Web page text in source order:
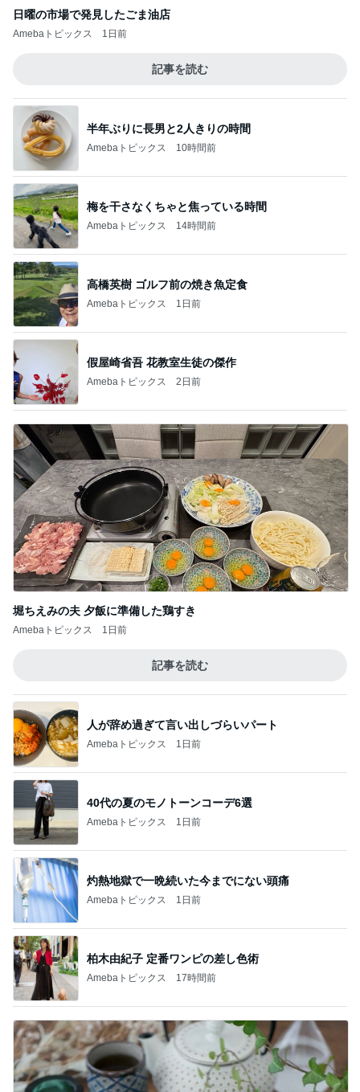
日曜の市場で発見したごま油店
Amebaトピックス 1日前
記事を読む
半年ぶりに長男と2人きりの時間
Amebaトピックス 10時間前
梅を干さなくちゃと焦っている時間
Amebaトピックス 14時間前
高橋英樹 ゴルフ前の焼き魚定食
Amebaトピックス 1日前
假屋崎省吾 花教室生徒の傑作
Amebaトピックス 2日前
堀ちえみの夫 夕飯に準備した鶏すき
Amebaトピックス 1日前
記事を読む
人が辞め過ぎて言い出しづらいパート
Amebaトピックス 1日前
40代の夏のモノトーンコーデ6選
Amebaトピックス 1日前
灼熱地獄で一晩続いた今までにない頭痛
Amebaトピックス 1日前
柏木由紀子 定番ワンピの差し色術
Amebaトピックス 17時間前